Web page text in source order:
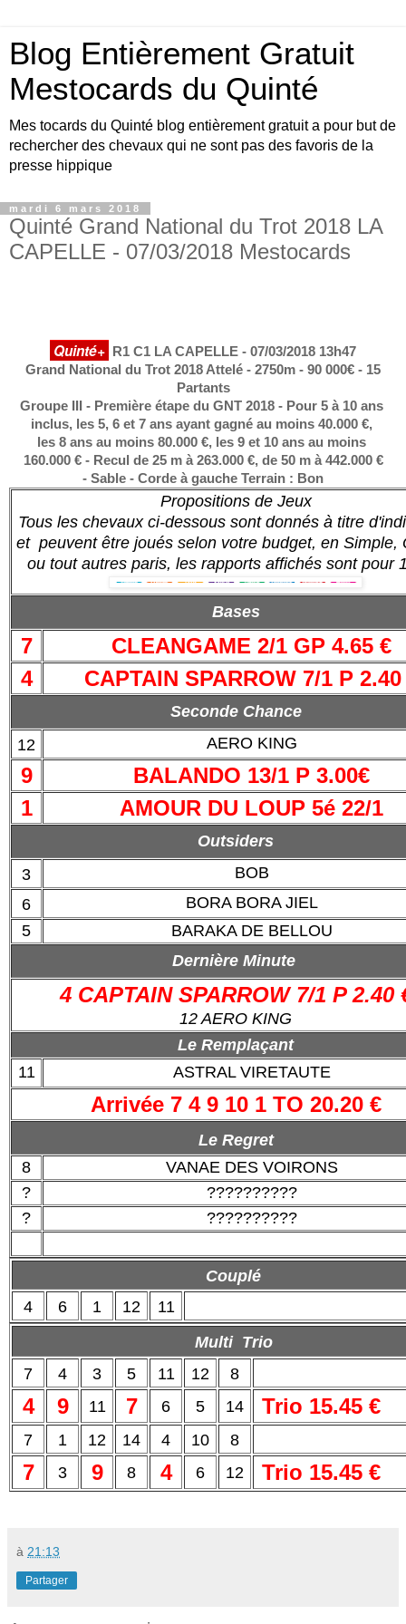
Blog Entièrement Gratuit
Mestocards du Quinté
Mes tocards du Quinté blog entièrement gratuit a pour but de
rechercher des chevaux qui ne sont pas des favoris de la
presse hippique
mardi 6 mars 2018
Quinté Grand National du Trot 2018 LA
CAPELLE - 07/03/2018 Mestocards
Quinté+ R1 C1 LA CAPELLE - 07/03/2018 13h47
Grand National du Trot 2018 Attelé - 2750m - 90 000€ - 15
Partants
Groupe III - Première étape du GNT 2018 - Pour 5 à 10 ans
inclus, les 5, 6 et 7 ans ayant gagné au moins 40.000 €,
les 8 ans au moins 80.000 €, les 9 et 10 ans au moins
160.000 € - Recul de 25 m à 263.000 €, de 50 m à 442.000 €
- Sable - Corde à gauche Terrain : Bon
Propositions de Jeux
Tous les chevaux ci-dessous sont donnés à titre
et peuvent être joués selon votre budget, en Simple,
ou tout autres paris, les rapports affichés sont pour
Bases
7
CLEANGAME 2/1 GP 4.65 €
4
CAPTAIN SPARROW 7/1 P 2.40
Seconde Chance
12
AERO KING
9
BALANDO 13/1 P 3.00€
1
AMOUR DU LOUP 5é 22/1
Outsiders
3
BOB
6
BORA BORA JIEL
5
BARAKA DE BELLOU
Dernière Minute
4 CAPTAIN SPARROW 7/1 P 2.40
12 AERO KING
Le Remplaçant
11
ASTRAL VIRETAUTE
Arrivée 7 4 9 10 1 TO 20.20 €
Le Regret
8
VANAE DES VOIRONS
?
??????????
?
??????????
Couplé
4
6 1 12
11
Multi Trio
7
4 3 5 11 12 8
4 9 11 7 6 5 14 Trio 15.45 €
7 1 12 14 4 10 8
7 3 9 8 4 6 12 Trio 15.45 €
à 21:13
Partager